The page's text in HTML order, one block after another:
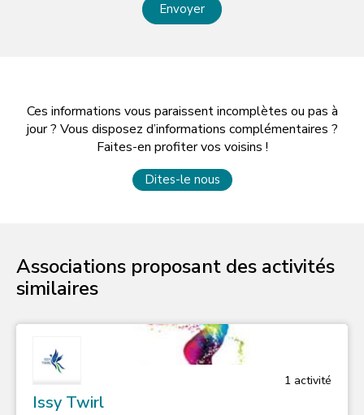
Envoyer
Ces informations vous paraissent incomplètes ou pas à
jour ? Vous disposez d’informations complémentaires ?
Faites-en profiter vos voisins !
Dites-le nous
Associations proposant des activités
similaires
1 activité
Issy Twirl